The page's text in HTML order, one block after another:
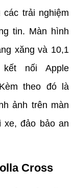
trải nghiệm
tin. Màn hình
xăng và 10,1
nối Apple
theo đó là
ảnh trên màn
xe, đảo bảo an
Cross